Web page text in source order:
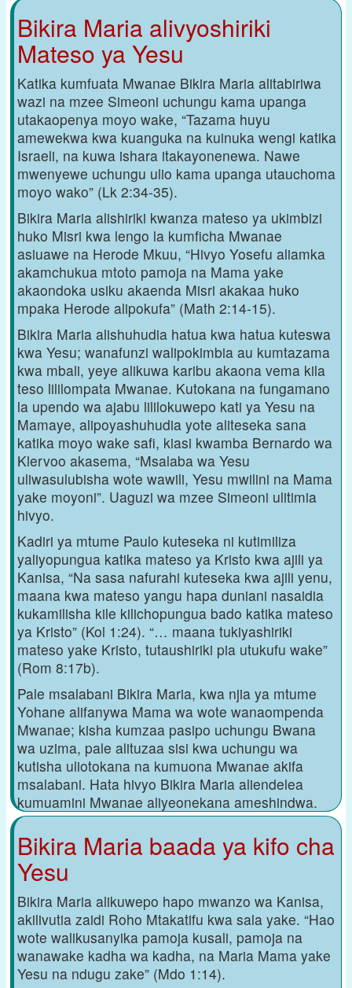
Bikira Maria alivyoshiriki
Mateso ya Yesu
Katika kumfuata Mwanae Bikira Maria alitabiriwa
wazi na mzee Simeoni uchungu kama upanga
utakaopenya moyo wake, “Tazama huyu
amewekwa kwa kuanguka na kuinuka wengi katika
Israeli, na kuwa ishara itakayonenewa. Nawe
mwenyewe uchungu ulio kama upanga utauchoma
moyo wako” (Lk 2:34-35).
Bikira Maria alishiriki kwanza mateso ya ukimbizi
huko Misri kwa lengo la kumficha Mwanae
asiuawe na Herode Mkuu, “Hivyo Yosefu aliamka
akamchukua mtoto pamoja na Mama yake
akaondoka usiku akaenda Misri akakaa huko
mpaka Herode alipokufa” (Math 2:14-15).
Bikira Maria alishuhudia hatua kwa hatua kuteswa
kwa Yesu; wanafunzi walipokimbia au kumtazama
kwa mbali, yeye alikuwa karibu akaona vema kila
teso lililompata Mwanae. Kutokana na fungamano
la upendo wa ajabu lililokuwepo kati ya Yesu na
Mamaye, alipoyashuhudia yote aliteseka sana
katika moyo wake safi, kiasi kwamba Bernardo wa
Klervoo akasema, “Msalaba wa Yesu
uliwasulubisha wote wawili, Yesu mwilini na Mama
yake moyoni”. Uaguzi wa mzee Simeoni ulitimia
hivyo.
Kadiri ya mtume Paulo kuteseka ni kutimiliza
yaliyopungua katika mateso ya Kristo kwa ajili ya
Kanisa, “Na sasa nafurahi kuteseka kwa ajili yenu,
maana kwa mateso yangu hapa duniani nasaidia
kukamilisha kile kilichopungua bado katika mateso
ya Kristo” (Kol 1:24). “… maana tukiyashiriki
mateso yake Kristo, tutaushiriki pia utukufu wake”
(Rom 8:17b).
Pale msalabani Bikira Maria, kwa njia ya mtume
Yohane alifanywa Mama wa wote wanaompenda
Mwanae; kisha kumzaa pasipo uchungu Bwana
wa uzima, pale alituzaa sisi kwa uchungu wa
kutisha uliotokana na kumuona Mwanae akifa
msalabani. Hata hivyo Bikira Maria aliendelea
kumuamini Mwanae aliyeonekana ameshindwa.
Bikira Maria baada ya kifo cha
Yesu
Bikira Maria alikuwepo hapo mwanzo wa Kanisa,
akilivutia zaidi Roho Mtakatifu kwa sala yake. “Hao
wote walikusanyika pamoja kusali, pamoja na
wanawake kadha wa kadha, na Maria Mama yake
Yesu na ndugu zake” (Mdo 1:14).